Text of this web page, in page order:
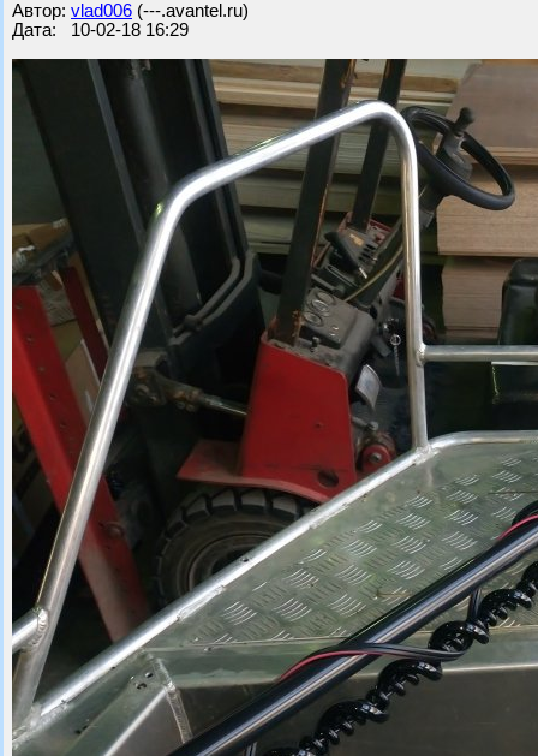
Автор: vlad006 (---.avantel.ru)
Дата: 10-02-18 16:29